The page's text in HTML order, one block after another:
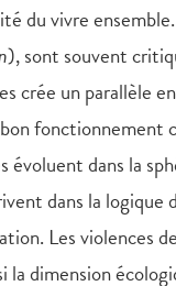
du vivre
), sont souvent
crée un parallèle
fonctionnement
évoluent dans la
dans la
Les violences
dimension